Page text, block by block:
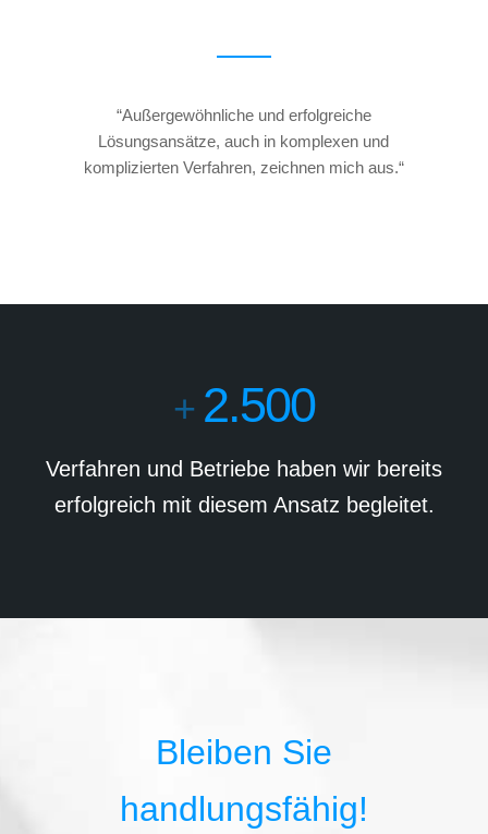
“Außergewöhnliche und erfolgreiche
Lösungsansätze, auch in komplexen und
komplizierten Verfahren, zeichnen mich aus.“
+ 2.500
Verfahren und Betriebe haben wir bereits
erfolgreich mit diesem Ansatz begleitet.
Bleiben Sie
handlungsfähig!